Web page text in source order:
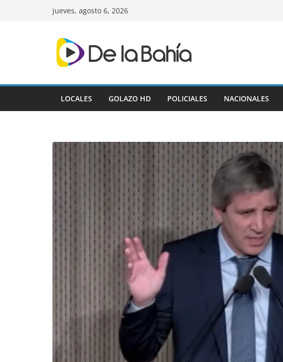
jueves, agosto 6, 2026
LOCALES GOLAZO HD POLICIALES NACIONALES